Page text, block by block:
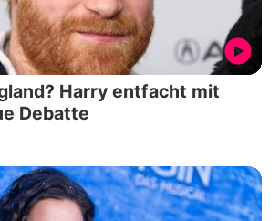
Harry entfacht mit
Debatte